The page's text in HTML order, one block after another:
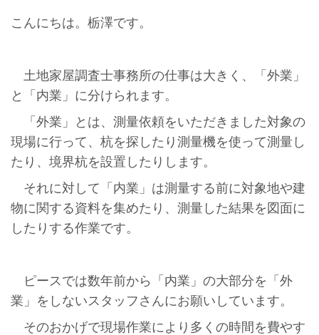
こんにちは。栃澤です。
土地家屋調査士事務所の仕事は大きく、「外業」
と「内業」に分けられます。
「外業」とは、測量依頼をいただきました対象の
現場に行って、杭を探したり測量機を使って測量し
たり、境界杭を設置したりします。
それに対して「内業」は測量する前に対象地や建
物に関する資料を集めたり、測量した結果を図面に
したりする作業です。
ピースでは数年前から「内業」の大部分を「外
業」をしないスタッフさんにお願いしています。
そのおかげで現場作業により多くの時間を費やす